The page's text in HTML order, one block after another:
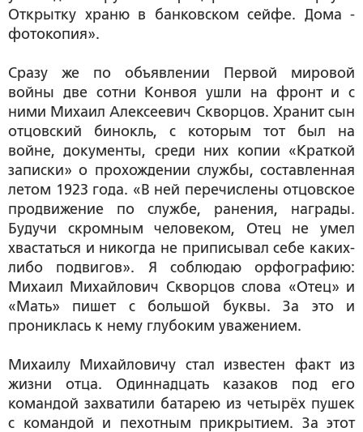
Открытку храню в банковском сейфе. Дома -
фотокопия».
Сразу же по объявлении Первой мировой
войны две сотни Конвоя ушли на фронт и с
ними Михаил Алексеевич Скворцов. Хранит сын
отцовский бинокль, с которым тот был на
войне, документы, среди них копии «Краткой
записки» о прохождении службы, составленная
летом 1923 года. «В ней перечислены отцовское
продвижение по службе, ранения, награды.
Будучи скромным человеком, Отец не умел
хвастаться и никогда не приписывал себе каких-
либо подвигов». Я соблюдаю орфографию:
Михаил Михайлович Скворцов слова «Отец» и
«Мать» пишет с большой буквы. За это и
прониклась к нему глубоким уважением.
Михаилу Михайловичу стал известен факт из
жизни отца. Одиннадцать казаков под его
командой захватили батарею из четырёх пушек
с командой и пехотным прикрытием. За этот